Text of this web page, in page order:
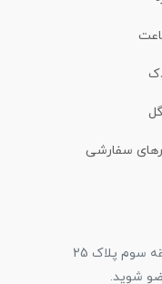
سفارشی
سوم پلاک 25
شوید.